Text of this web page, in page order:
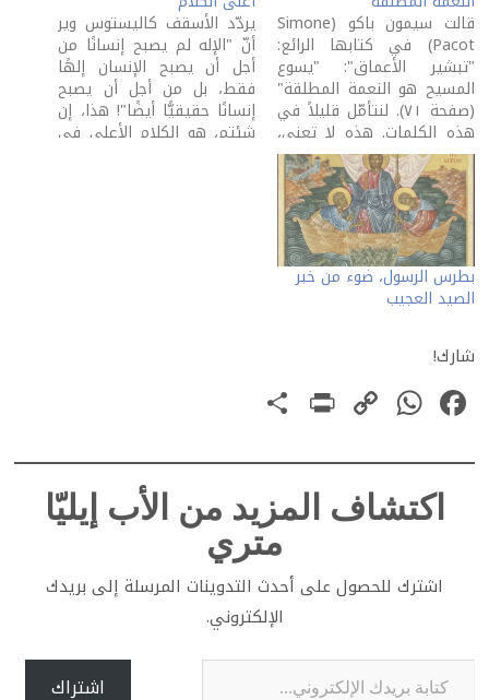
قالت سيمون باكو (Simone
Pacot) في كتابها الرائع:
"تبشير الأعماق": "يسوع
المسيح هو النعمة المطلقة"
(صفحة ٧١). لنتأمّل قليلاً في
هذه الكلمات. هذه لا تعني،
فقط، أنّ يسوع هو نبعُ النِعم
التي تدعونا كلمتُهُ إلى
قبولها وتثميرها، بل أيضًا أنّه
لا معنى لأيّ شيء، نطلبه
إلى الله، إن لم نطلبه…
يردّد الأسقف كاليستوس وير
أنّ "الإله لم يصبح إنسانًا من
أجل أن يصبح الإنسان إلهًا
فقط، بل من أجل أن يصبح
إنسانًا حقيقيًّا أيضًا"! هذا، إن
شئتم، هو الكلام الأعلى في
بطرس الرسول، ضوء من خبر
الصيد العجيب
شارك!
Facebook
WhatsApp
Copy
PrintFriendly
اكتشاف المزيد من الأب إيليّا
متري
اشترك للحصول على أحدث التدوينات المرسلة إلى بريدك
الإلكتروني.
كتابة بريدك الإلكتروني...
اشتراك